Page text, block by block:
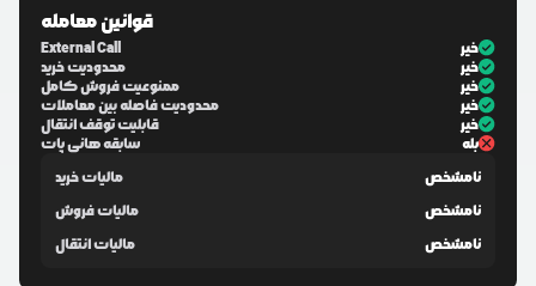
قوانین معامله
External Call
خیر
محدودیت خرید
خیر
ممنوعیت فروش کامل
خیر
محدودیت فاصله بین معاملات
خیر
قابلیت توقف انتقال
خیر
سابقه هانی پات
بله
مالیات خرید
نامشخص
مالیات فروش
نامشخص
مالیات انتقال
نامشخص